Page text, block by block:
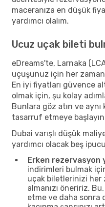
maceranıza en düşük
yardımcı olalım.
Ucuz uçak bileti
eDreams'te, Larnaka
uçuşunuz için her
En iyi fiyatları güvence
olmak için, şu kolay
Bunlara göz atın ve
tasarruf etmeye
Dubai varışlı düşük
yardımcı olacak beş
Erken rezervasyon
indirimleri bulmak
uçak biletlerinizi her
almanızı öneririz.
etme ve daha sonra